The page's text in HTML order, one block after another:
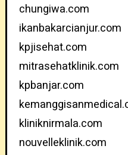
chungiwa.com
ikanbakarcianjur.com
kpjisehat.com
mitrasehatklinik.com
kpbanjar.com
kliniknirmala.com
nouvelleklinik.com